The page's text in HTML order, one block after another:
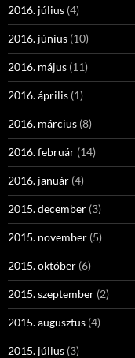
2016. július (4)
2016. június (10)
2016. május (11)
2016. április (1)
2016. március (8)
2016. február (14)
2016. január (4)
2015. december (3)
2015. november (5)
2015. október (6)
2015. szeptember (2)
2015. augusztus (4)
2015. július (3)